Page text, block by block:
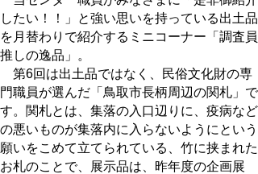
したい！！」と強い思いを持っている出土品
を月替わりで紹介するミニコーナー「調査員
推しの逸品」。
第6回は出土品ではなく、民俗文化財の専
門職員が選んだ「鳥取市長柄周辺の関札」で
す。関札とは、集落の入口辺りに、疫病など
の悪いものが集落内に入らないようにという
願いをこめて立てられている、竹に挟まれた
お札のことで、展示品は、昨年度の企画展